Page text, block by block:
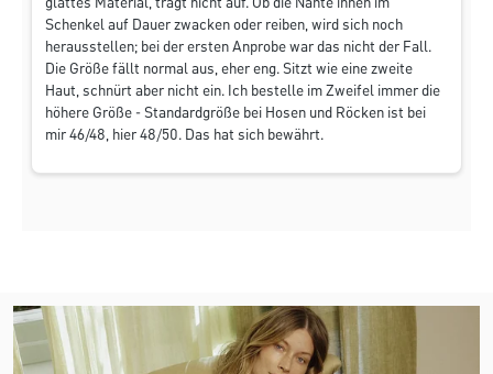
glattes Material, trägt nicht auf. Ob die Nähte innen im
Schenkel auf Dauer zwacken oder reiben, wird sich noch
herausstellen; bei der ersten Anprobe war das nicht der Fall.
Die Größe fällt normal aus, eher eng. Sitzt wie eine zweite
Haut, schnürt aber nicht ein. Ich bestelle im Zweifel immer die
höhere Größe - Standardgröße bei Hosen und Röcken ist bei
mir 46/48, hier 48/50. Das hat sich bewährt.